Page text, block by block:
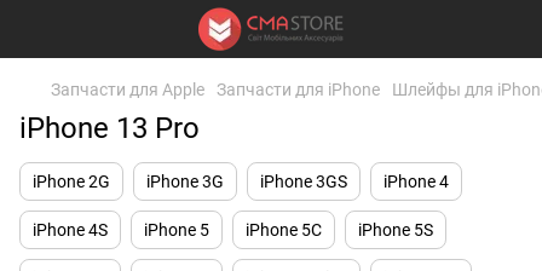
Запчасти для Apple Запчасти для iPhone Шлейфы для
iPhone 13 Pro
iPhone 2G iPhone 3G iPhone 3GS iPhone 4
iPhone 4S iPhone 5 iPhone 5C iPhone 5S